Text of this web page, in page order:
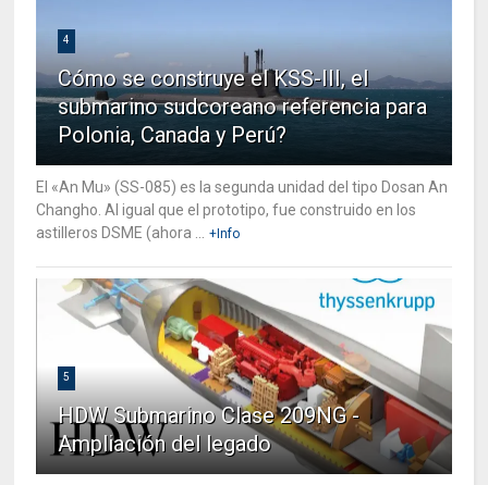
4
Cómo se construye el KSS-III, el
submarino sudcoreano referencia para
Polonia, Canada y Perú?
El «An Mu» (SS-085) es la segunda unidad del tipo Dosan An
Changho. Al igual que el prototipo, fue construido en los
astilleros DSME (ahora ...
+Info
5
HDW Submarino Clase 209NG -
Ampliación del legado